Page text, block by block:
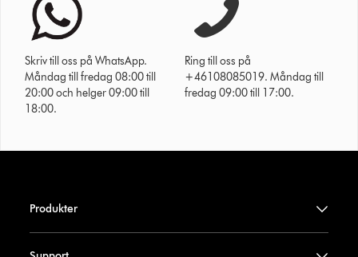
Skriv till oss på WhatsApp.
Måndag till fredag 08:00 till
20:00 och helger 09:00 till
18:00.
Ring till oss på
+46108085019. Måndag till
fredag 09:00 till 17:00.
Produkter